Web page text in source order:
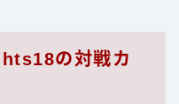
の対戦カ